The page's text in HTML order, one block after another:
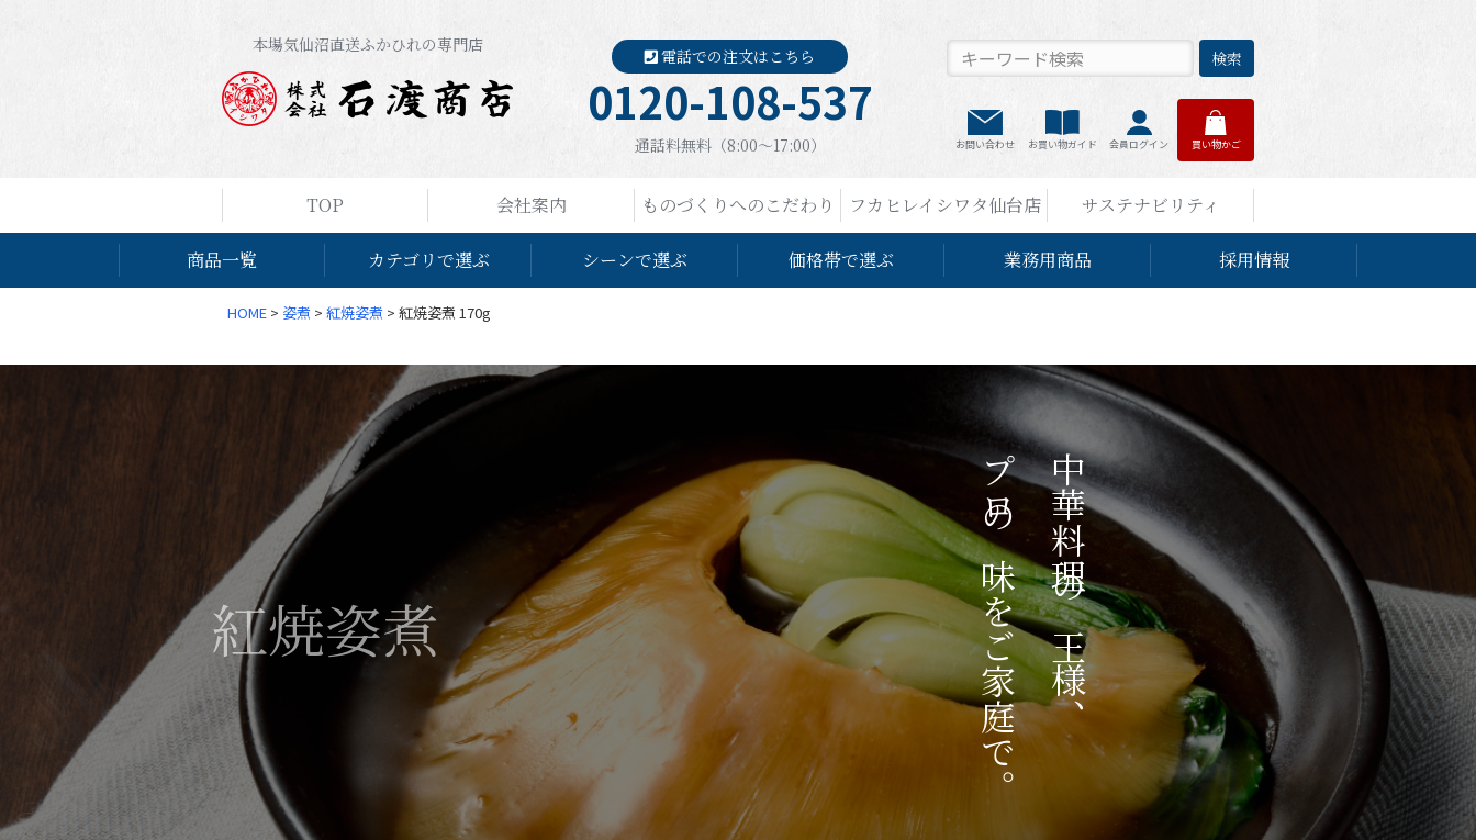
本場気仙沼直送ふかひれの専門店
電話での注文はこちら
0120-108-537
通話料無料（8:00〜17:00）
検索
お問い合わせ お買い物ガイド 会員ログイン 買い物かご
TOP 会社案内 ものづくりへのこだわり フカヒレイシワタ仙台店 サステナビリティ
商品一覧 カテゴリで選ぶ シーンで選ぶ 価格帯で選ぶ 業務用商品 採用情報
HOME 姿煮 紅焼姿煮 紅焼姿煮 170g
紅焼姿煮 中華料理の王様、
プロの味をご家庭で。